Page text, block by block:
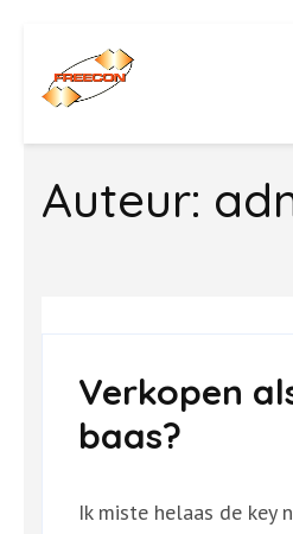
naar
inhoud
(druk
enter)
Auteur:
Verkopen
baas?
Ik miste helaas de key